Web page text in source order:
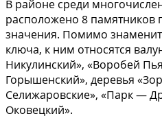
В районе среди
расположено 8 памятников
значения. Помимо
ключа, к ним относятся
Никулинский», «Воробей
Горышенский», деревья
Селижаровские», «Парк —
Оковецкий».